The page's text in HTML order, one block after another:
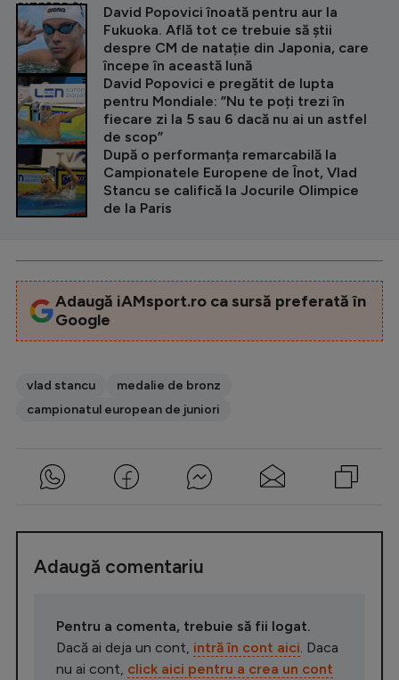
CITEȘTE ȘI
David Popovici înoată pentru aur la
Fukuoka. Află tot ce trebuie să știi
despre CM de natație din Japonia, care
începe în această lună
David Popovici e pregătit de lupta
pentru Mondiale: ”Nu te poți trezi în
fiecare zi la 5 sau 6 dacă nu ai un astfel
de scop”
După o performanța remarcabilă la
Campionatele Europene de Înot, Vlad
Stancu se califică la Jocurile Olimpice
de la Paris
Adaugă iAMsport.ro ca sursă preferată în
Google
vlad stancu
medalie de bronz
campionatul european de juniori
Adaugă comentariu
Pentru a comenta, trebuie să fii logat.
Dacă ai deja un cont, intră în cont aici . Daca
nu ai cont, click aici pentru a crea un cont